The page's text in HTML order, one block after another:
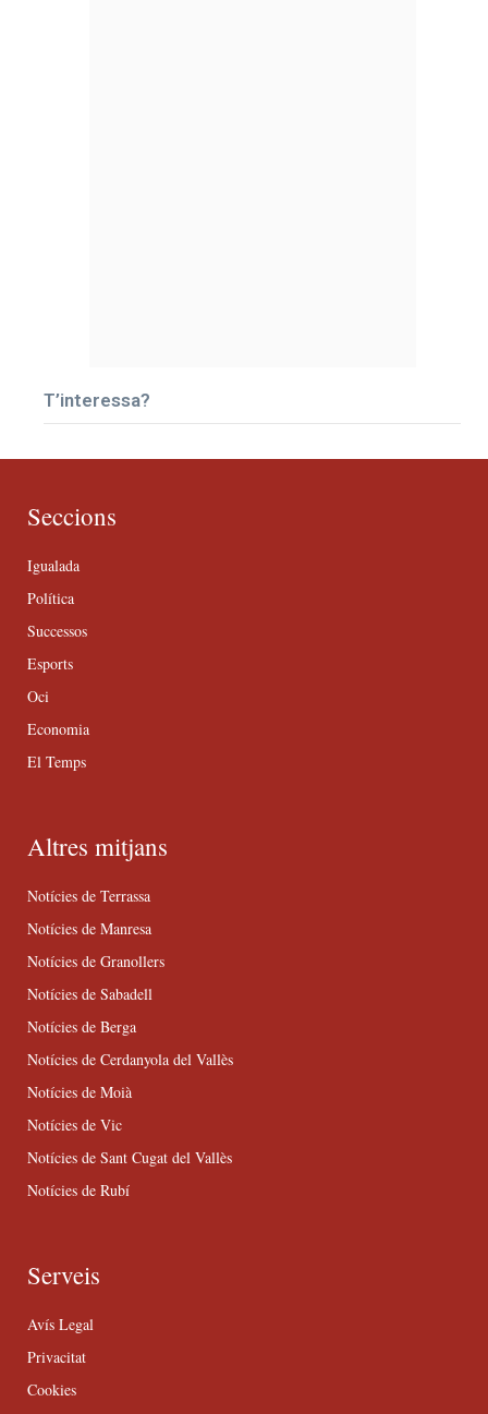
T’interessa?
Seccions
Igualada
Política
Successos
Esports
Oci
Economia
El Temps
Altres mitjans
Notícies de Terrassa
Notícies de Manresa
Notícies de Granollers
Notícies de Sabadell
Notícies de Berga
Notícies de Cerdanyola del Vallès
Notícies de Moià
Notícies de Vic
Notícies de Sant Cugat del Vallès
Notícies de Rubí
Serveis
Avís Legal
Privacitat
Cookies